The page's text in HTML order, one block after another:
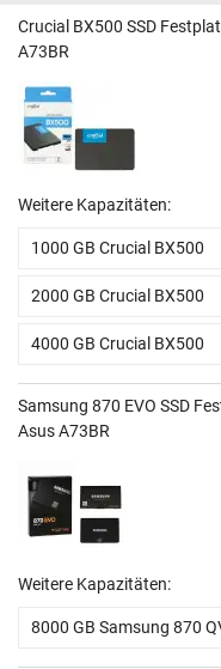
Crucial BX500 SSD
A73BR
Weitere Kapazitäten:
1000 GB Crucial BX500
2000 GB Crucial BX500
4000 GB Crucial BX500
Samsung 870 EVO SSD
Asus A73BR
Weitere Kapazitäten:
8000 GB Samsung 870